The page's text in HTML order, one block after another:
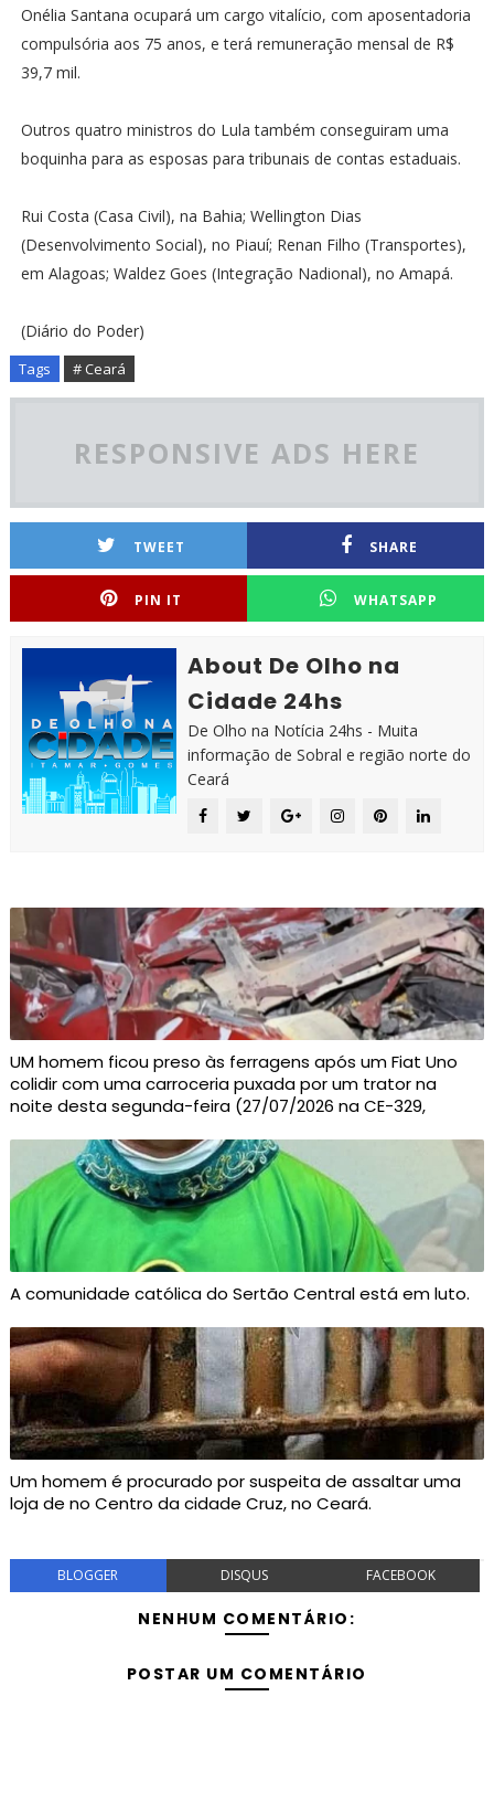
Onélia Santana ocupará um cargo vitalício, com aposentadoria
compulsória aos 75 anos, e terá remuneração mensal de R$
39,7 mil.
Outros quatro ministros do Lula também conseguiram uma
boquinha para as esposas para tribunais de contas estaduais.
Rui Costa (Casa Civil), na Bahia; Wellington Dias
(Desenvolvimento Social), no Piauí; Renan Filho (Transportes),
em Alagoas; Waldez Goes (Integração Nadional), no Amapá.
(Diário do Poder)
Tags # Ceará
RESPONSIVE ADS HERE
TWEET SHARE
PIN IT WHATSAPP
About De Olho na
Cidade 24hs
De Olho na Notícia 24hs - Muita
informação de Sobral e região norte do
Ceará
UM homem ficou preso às ferragens após um Fiat Uno
colidir com uma carroceria puxada por um trator na
noite desta segunda-feira (27/07/2026 na CE-329,
A comunidade católica do Sertão Central está em luto.
Um homem é procurado por suspeita de assaltar uma
loja de no Centro da cidade Cruz, no Ceará.
BLOGGER DISQUS FACEBOOK
NENHUM COMENTÁRIO:
POSTAR UM COMENTÁRIO